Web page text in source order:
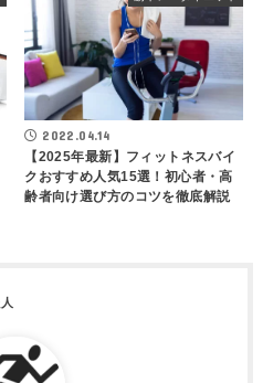
2022.04.14
【2025年最新】フィットネスバイ
クおすすめ人気15選！初心者・高
齢者向け選び方のコツを徹底解説